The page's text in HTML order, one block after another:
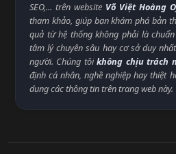
SEO,... trên website Võ Việt Hoàng
tham khảo, giúp bạn khám phá bản
quả từ hệ thống không phải là
tâm lý chuyên sâu hay cơ sở duy
người. Chúng tôikhông chịu trách
định cá nhân, nghề nghiệp hay thiệt
dụng các thông tin trên trang web này.